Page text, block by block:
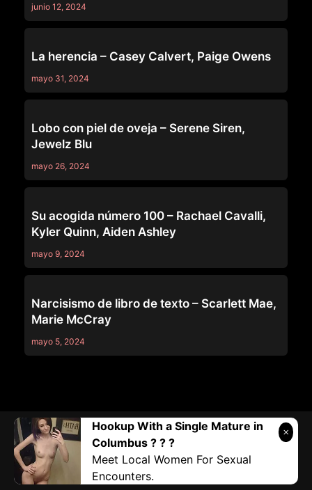
Hookup With a Single Mature in
Columbus ? ? ?
Meet Local Women For Sexual
Encounters.
junio 12, 2024
La herencia – Casey Calvert, Paige Owens
mayo 31, 2024
Lobo con piel de oveja – Serene Siren,
Jewelz Blu
mayo 26, 2024
Su acogida número 100 – Rachael Cavalli,
Kyler Quinn, Aiden Ashley
mayo 9, 2024
Narcisismo de libro de texto – Scarlett Mae,
Marie McCray
mayo 5, 2024
Telegram: @vicivi3• Twitter: @subcolombia1• Correo:
Submilf.com@gmail.com
Copyright © 2026 SubLesbian.com